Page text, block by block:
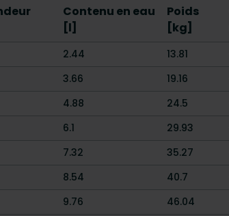
Contenu en eau
[l]
Poids
[kg]
2.44 13.81
3.66 19.16
4.88 24.5
6.1 29.93
7.32 35.27
8.54 40.7
9.76 46.04